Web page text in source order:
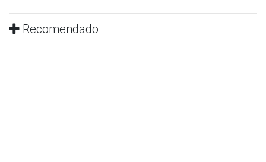
Recomendado